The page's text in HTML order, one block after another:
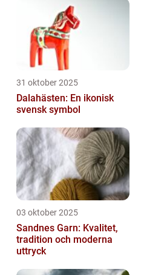
31 oktober 2025
Dalahästen: En ikonisk
svensk symbol
03 oktober 2025
Sandnes Garn: Kvalitet,
tradition och moderna
uttryck